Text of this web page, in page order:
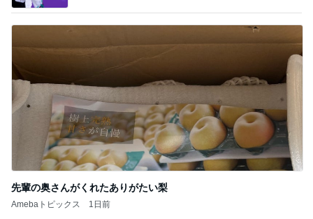
先輩の奥さんがくれたありがたい梨
Amebaトピックス 1日前